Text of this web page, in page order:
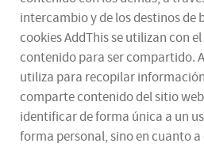
intercambio y de los destinos de
cookies AddThis se utilizan con
contenido para ser compartido.
utiliza para recopilar
comparte contenido del sitio
identificar de forma única a un
forma personal, sino en cuanto